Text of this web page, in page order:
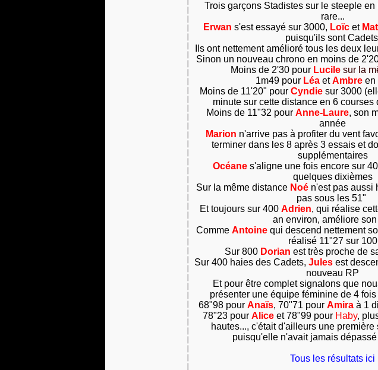
Trois garçons Stadistes sur le steeple
rare...
Erwan s'est essayé sur 3000, Loïc et
puisqu'ils sont
Ils ont nettement amélioré tous les deux
Sinon un nouveau chrono en moins de
Moins de 2'30 pour Lucilesur la
1m49 pour LéaetAmbreen
Moins de 11'20" pour Cyndiesur 3000
minute sur cette distance en 6 courses
Moins de 11"32 pour Anne-Laure, son
année
Marion n'arrive pas à profiter du vent
terminer dans les 8 après 3 essais et
supplémentaires
Océane s'aligne une fois encore sur
quelques dixièmes
Sur la même distance Noén'est pas aussi
pas sous les 51"
Et toujours sur 400 Adrien, qui réalise
an environ, améliore
Comme Antoine qui descend nettement
réalisé 11"27 sur 100
Sur 800 Dorian est très proche de
Sur 400 haies des Cadets, Jules est
nouveau RP
Et pour être complet signalons que
présenter une équipe féminine de 4
68"98 pour Anaïs, 70"71 pour Amira à 1
78"23 pour Alice et 78"99 pour Haby,
hautes..., c'était d'ailleurs une première
puisqu'elle n'avait jamais dépassé
Tous les résultats ici